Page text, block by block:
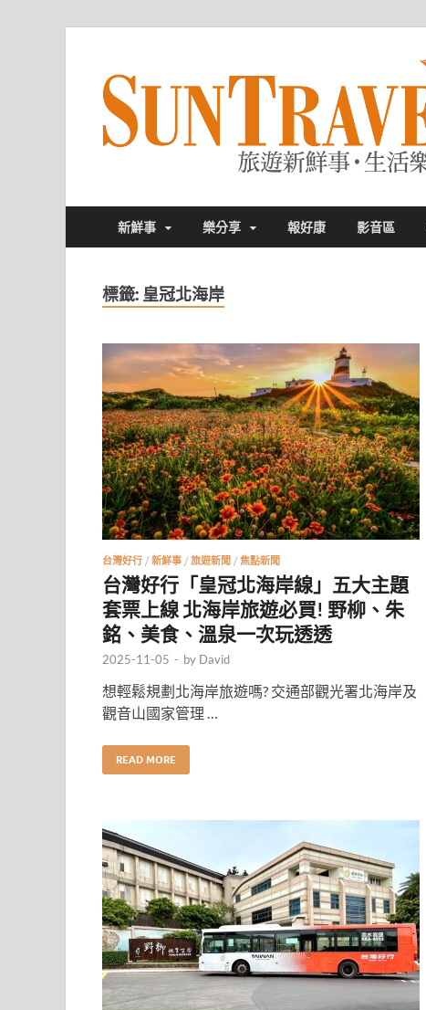
新鮮事 樂分享 報好康 影音區
標籤: 皇冠北海岸
台灣好行 / 新鮮事 / 旅遊新聞 / 焦點新聞
台灣好行「皇冠北海岸線」五大主題
套票上線 北海岸旅遊必買! 野柳、朱
銘、美食、溫泉一次玩透透
2025-11-05 - by David
想輕鬆規劃北海岸旅遊嗎? 交通部觀光署北海岸及
觀音山國家管理 …
READ MORE